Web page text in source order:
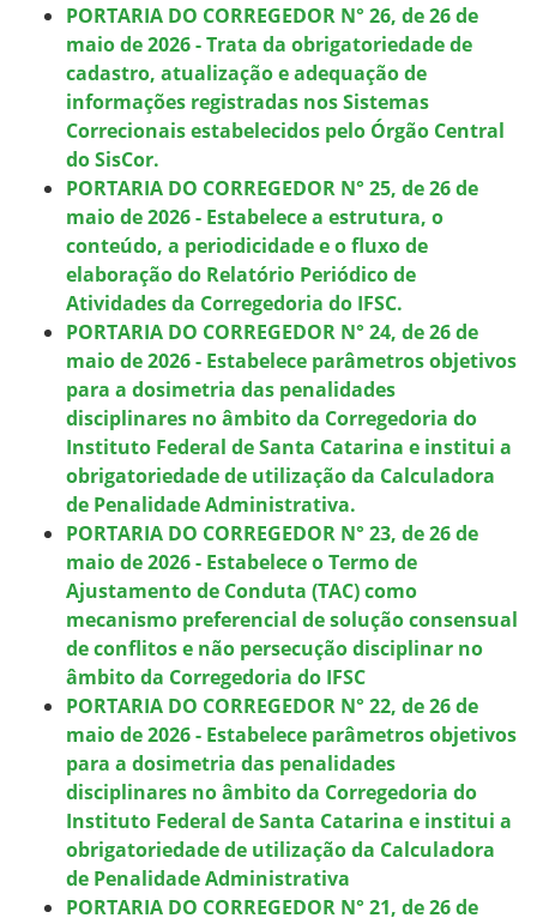
PORTARIA DO CORREGEDOR N° 26, de 26 de
maio de 2026 - Trata da obrigatoriedade de
cadastro, atualização e adequação de
informações registradas nos Sistemas
Correcionais estabelecidos pelo Órgão Central
do SisCor.
PORTARIA DO CORREGEDOR N° 25, de 26 de
maio de 2026 - Estabelece a estrutura, o
conteúdo, a periodicidade e o fluxo de
elaboração do Relatório Periódico de
Atividades da Corregedoria do IFSC.
PORTARIA DO CORREGEDOR N° 24, de 26 de
maio de 2026 - Estabelece parâmetros objetivos
para a dosimetria das penalidades
disciplinares no âmbito da Corregedoria do
Instituto Federal de Santa Catarina e institui a
obrigatoriedade de utilização da Calculadora
de Penalidade Administrativa.
PORTARIA DO CORREGEDOR N° 23, de 26 de
maio de 2026 - Estabelece o Termo de
Ajustamento de Conduta (TAC) como
mecanismo preferencial de solução consensual
de conflitos e não persecução disciplinar no
âmbito da Corregedoria do IFSC
PORTARIA DO CORREGEDOR N° 22, de 26 de
maio de 2026 - Estabelece parâmetros objetivos
para a dosimetria das penalidades
disciplinares no âmbito da Corregedoria do
Instituto Federal de Santa Catarina e institui a
obrigatoriedade de utilização da Calculadora
de Penalidade Administrativa
PORTARIA DO CORREGEDOR N° 21, de 26 de